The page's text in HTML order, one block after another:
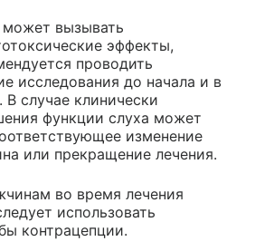
может вызывать
эффекты,
проводить
исследования до начала и в
В случае клинически
функции слуха может
изменение
или прекращение лечения.
во время лечения
использовать
контрацепции.